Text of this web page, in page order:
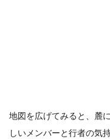
地図を広げてみると、麓
しいメンバーと行者の気